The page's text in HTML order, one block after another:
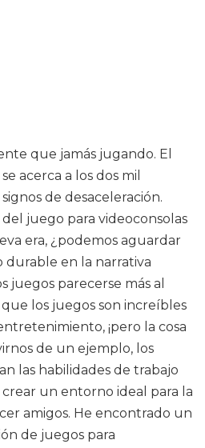
que jamás jugando. El
acerca a los dos mil
de desaceleración.
juego para videoconsolas
era, ¿podemos aguardar
en la narrativa
juegos parecerse más al
los juegos son increíbles
¡pero la cosa
de un ejemplo, los
las habilidades de trabajo
un entorno ideal para la
amigos. He encontrado un
de juegos para